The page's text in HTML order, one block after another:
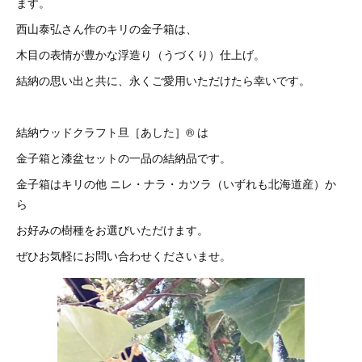
西山泰弘さん作のキリの金子箱は、
木目の表情が豊かな浮造り（うづくり）仕上げ。
結納の思い出と共に、永くご愛用いただけたら幸いです。
結納ウッドクラフト旦［あした］®︎ は
金子箱と漆盆セットの一品の結納品です。
金子箱はキリの他 ニレ・ナラ・カツラ（いずれも北海道産）か
ら
お好みの樹種をお選びいただけます。
ぜひお気軽にお問い合わせくださいませ。